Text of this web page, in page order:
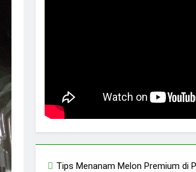
Tips Menanam Melon Premium di